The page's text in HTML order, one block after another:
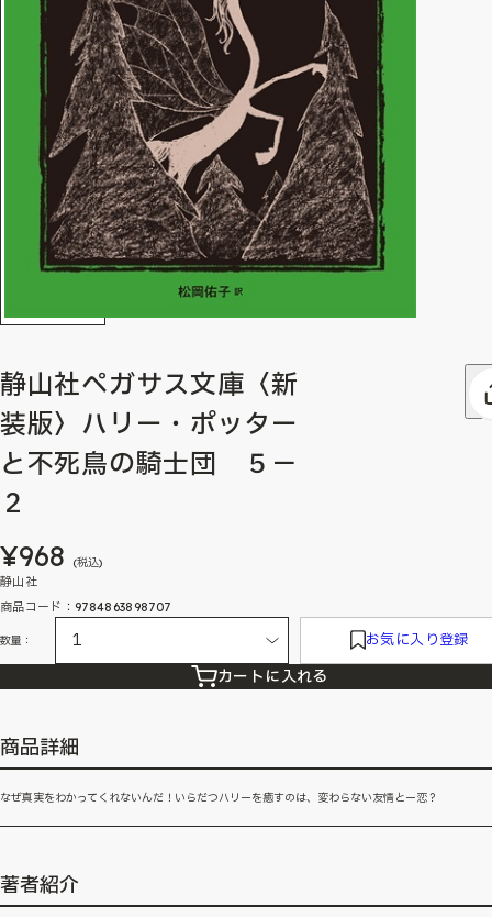
静山社ペガサス文庫〈新
装版〉ハリー・ポッター
と不死鳥の騎士団 ５－
２
¥968 (税込)
静山社
商品コード：9784863898707
数量： お気に入り登録
カートに入れる
商品詳細
なぜ真実をわかってくれないんだ！いらだつハリーを癒すのは、変わらない友情とー恋？
著者紹介